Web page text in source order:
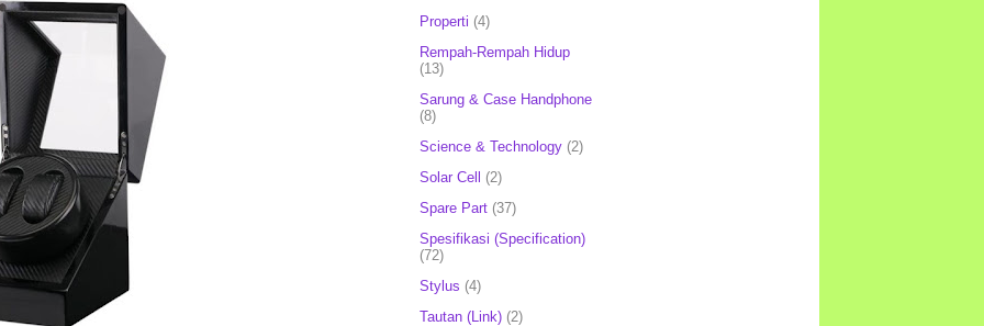
Properti (4)
Rempah-Rempah Hidup
(13)
Sarung & Case Handphone
(8)
Science & Technology (2)
Solar Cell (2)
Spare Part (37)
Spesifikasi (Specification)
(72)
Stylus (4)
Tautan (Link) (2)